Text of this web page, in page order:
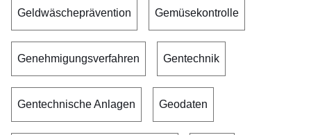
Geldwäscheprävention Gemüsekontrolle
Genehmigungsverfahren Gentechnik
Gentechnische Anlagen Geodaten